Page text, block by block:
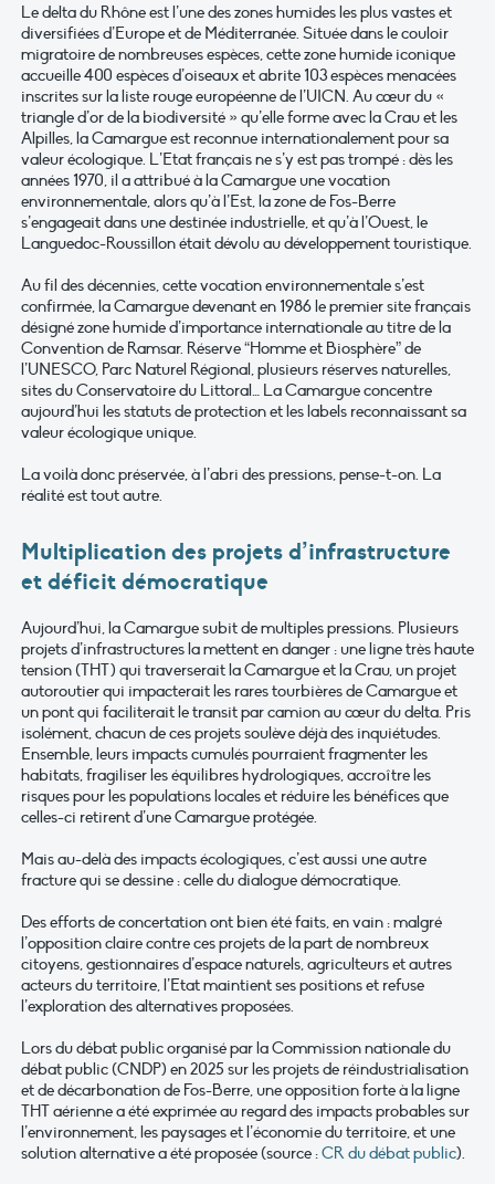
Le delta du Rhône est l’une des zones humides les plus vastes et
diversifiées d’Europe et de Méditerranée. Située dans le couloir
migratoire de nombreuses espèces, cette zone humide iconique
accueille 400 espèces d’oiseaux et abrite 103 espèces menacées
inscrites sur la liste rouge européenne de l’UICN. Au cœur du «
triangle d’or de la biodiversité » qu’elle forme avec la Crau et les
Alpilles, la Camargue est reconnue internationalement pour sa
valeur écologique. L’Etat français ne s’y est pas trompé : dès les
années 1970, il a attribué à la Camargue une vocation
environnementale, alors qu’à l’Est, la zone de Fos-Berre
s’engageait dans une destinée industrielle, et qu’à l’Ouest, le
Languedoc-Roussillon était dévolu au développement touristique.
Au fil des décennies, cette vocation environnementale s’est
confirmée, la Camargue devenant en 1986 le premier site français
désigné zone humide d’importance internationale au titre de la
Convention de Ramsar. Réserve “Homme et Biosphère” de
l’UNESCO, Parc Naturel Régional, plusieurs réserves naturelles,
sites du Conservatoire du Littoral… La Camargue concentre
aujourd’hui les statuts de protection et les labels reconnaissant sa
valeur écologique unique.
La voilà donc préservée, à l’abri des pressions, pense-t-on. La
réalité est tout autre.
Multiplication des projets d’infrastructure
et déficit démocratique
Aujourd’hui, la Camargue subit de multiples pressions. Plusieurs
projets d’infrastructures la mettent en danger : une ligne très haute
tension (THT) qui traverserait la Camargue et la Crau, un projet
autoroutier qui impacterait les rares tourbières de Camargue et
un pont qui faciliterait le transit par camion au cœur du delta. Pris
isolément, chacun de ces projets soulève déjà des inquiétudes.
Ensemble, leurs impacts cumulés pourraient fragmenter les
habitats, fragiliser les équilibres hydrologiques, accroître les
risques pour les populations locales et réduire les bénéfices que
celles-ci retirent d’une Camargue protégée.
Mais au-delà des impacts écologiques, c’est aussi une autre
fracture qui se dessine : celle du dialogue démocratique.
Des efforts de concertation ont bien été faits, en vain : malgré
l’opposition claire contre ces projets de la part de nombreux
citoyens, gestionnaires d’espace naturels, agriculteurs et autres
acteurs du territoire, l’Etat maintient ses positions et refuse
l’exploration des alternatives proposées.
Lors du débat public organisé par la Commission nationale du
débat public (CNDP) en 2025 sur les projets de réindustrialisation
et de décarbonation de Fos-Berre, une opposition forte à la ligne
THT aérienne a été exprimée au regard des impacts probables sur
l’environnement, les paysages et l’économie du territoire, et une
solution alternative a été proposée (source :CR du débat public).